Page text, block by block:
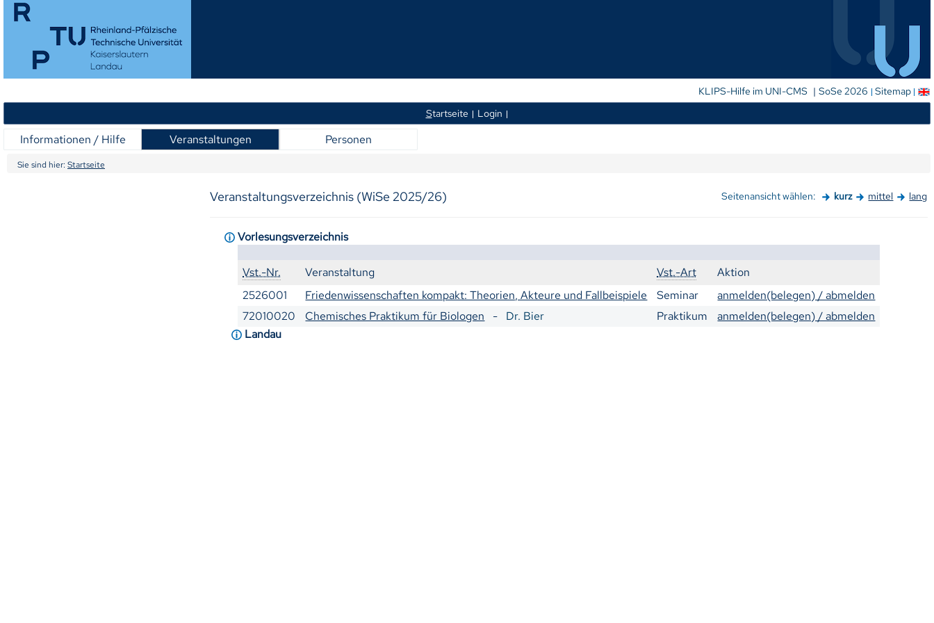
KLIPS-Hilfe im UNI-CMS | SoSe 2026 Sitemap
Startseite Login
Informationen / Hilfe Veranstaltungen Personen
Sie sind hier: Startseite
Veranstaltungsverzeichnis (WiSe 2025/26) Seitenansicht wählen: kurz mittel lang
Vorlesungsverzeichnis
Vst.-Nr. Veranstaltung Vst.-Art
Aktion
2526001
Friedenwissenschaften kompakt: Theorien, Akteure und Fallbeispiele Seminar
anmelden(belegen) / abmelden
72010020
Chemisches Praktikum für Biologen - Dr. Bier Praktikum
anmelden(belegen) / abmelden
Landau